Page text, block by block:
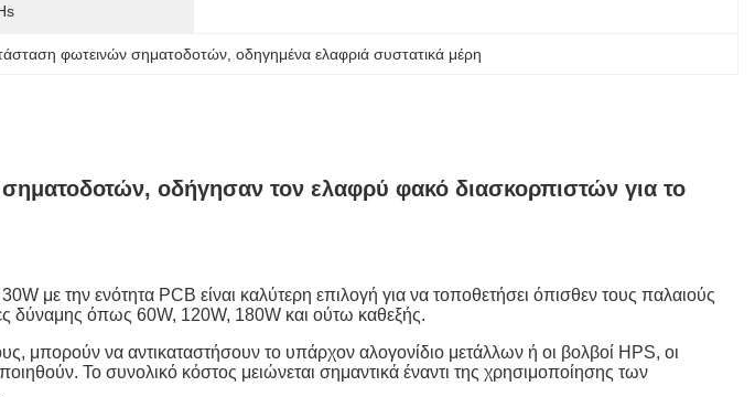
φωτεινών σηματοδοτών, οδηγημένα ελαφριά συστατικά μέρη
οδήγησαν τον ελαφρύ φακό διασκορπιστών για το
με την ενότητα PCB είναι καλύτερη επιλογή για να τοποθετήσει όπισθεν τους παλαιούς
δύναμης όπως 60W, 120W, 180W και ούτω καθεξής.
μπορούν να αντικαταστήσουν το υπάρχον αλογονίδιο μετάλλων ή οι βολβοί HPS, οι
Το συνολικό κόστος μειώνεται σημαντικά έναντι της χρησιμοποίησης των